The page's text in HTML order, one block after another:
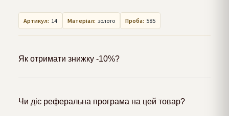
Артикул: 14 Матеріал: золото Проба: 585
Як отримати знижку -10%?
Чи діє реферальна програма на цей товар?